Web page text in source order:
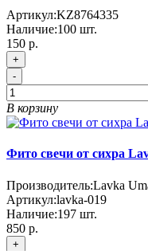
Артикул:KZ8764335
Наличие:100 шт.
150 р.
+
-
В корзину
Фито свечи от сихра
Производитель:Lavka
Артикул:lavka-019
Наличие:197 шт.
850 р.
+